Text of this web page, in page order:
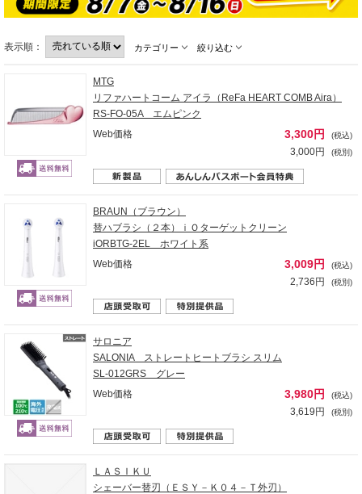
表示順： カテゴリー 絞り込む
MTG
リファハートコーム アイラ（ReFa HEART COMB Aira）
RS-FO-05A エムピンク
Web価格
3,300円 (税込)
3,000円 (税別)
BRAUN（ブラウン）
替ハブラシ（２本）ｉＯターゲットクリーン
iORBTG-2EL ホワイト系
Web価格
3,009円 (税込)
2,736円 (税別)
サロニア
SALONIA ストレートヒートブラシ スリム
SL-012GRS グレー
Web価格
3,980円 (税込)
3,619円 (税別)
ＬＡＳＩＫＵ
シェーバー替刃（ＥＳＹ－Ｋ０４－Ｔ外刃）